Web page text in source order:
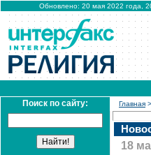
Обновлено: 20 мая 2022 года,
Поиск по сайту: Главная >
18